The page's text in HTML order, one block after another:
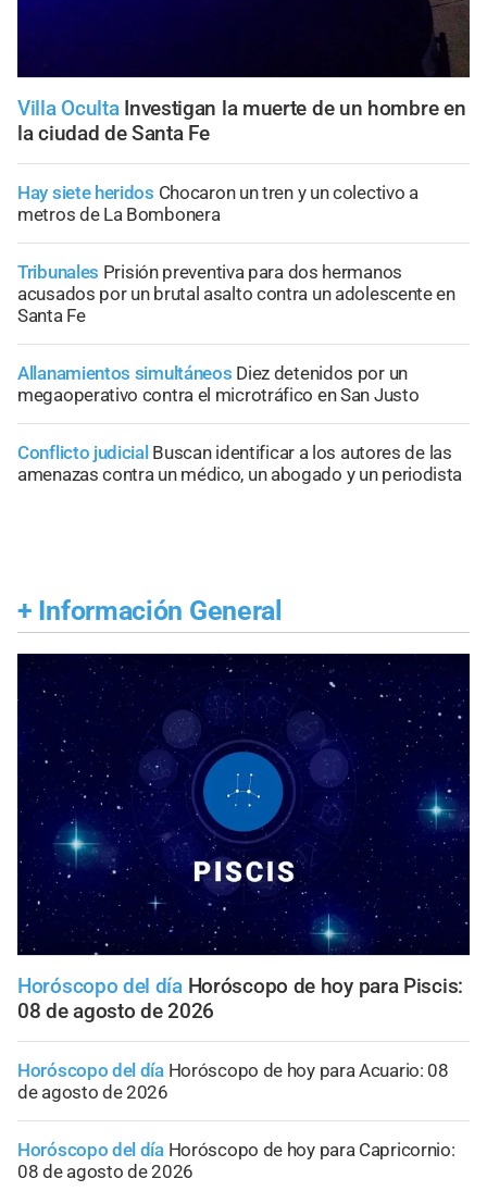
Villa Oculta Investigan la muerte de un hombre en
la ciudad de Santa Fe
Hay siete heridos Chocaron un tren y un colectivo a
metros de La Bombonera
Tribunales Prisión preventiva para dos hermanos
acusados por un brutal asalto contra un adolescente en
Santa Fe
Allanamientos simultáneos Diez detenidos por un
megaoperativo contra el microtráfico en San Justo
Conflicto judicial Buscan identificar a los autores de las
amenazas contra un médico, un abogado y un periodista
+ Información General
Horóscopo del día Horóscopo de hoy para Piscis:
08 de agosto de 2026
Horóscopo del día Horóscopo de hoy para Acuario: 08
de agosto de 2026
Horóscopo del día Horóscopo de hoy para Capricornio:
08 de agosto de 2026